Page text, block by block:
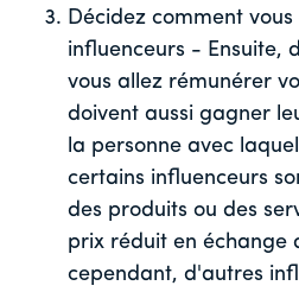
Décidez comment
influenceurs - Ensuite,
vous allez rémunérer
doivent aussi gagner
la personne avec
certains influenceurs
des produits ou des
prix réduit en échange
cependant, d'autres